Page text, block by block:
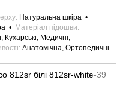
Натуральна шкіра
Матеріал підошви
Кухарські, Медичні,
Анатомічна, Ортопедичні